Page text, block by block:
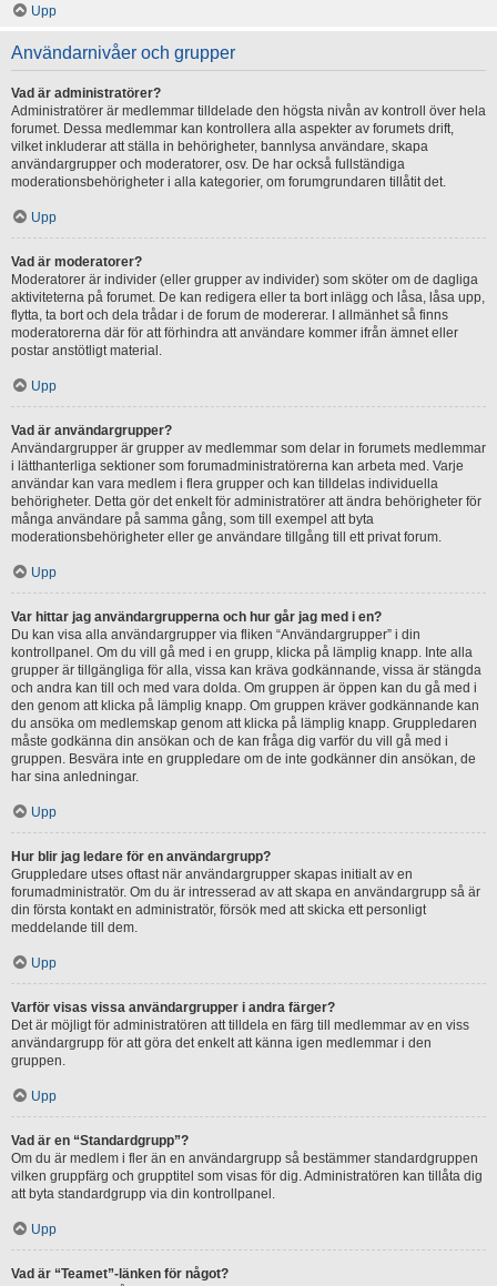
Upp
Användarnivåer och grupper
Vad är administratörer?
Administratörer är medlemmar tilldelade den högsta nivån av kontroll över hela
forumet. Dessa medlemmar kan kontrollera alla aspekter av forumets drift,
vilket inkluderar att ställa in behörigheter, bannlysa användare, skapa
användargrupper och moderatorer, osv. De har också fullständiga
moderationsbehörigheter i alla kategorier, om forumgrundaren tillåtit det.
Upp
Vad är moderatorer?
Moderatorer är individer (eller grupper av individer) som sköter om de dagliga
aktiviteterna på forumet. De kan redigera eller ta bort inlägg och låsa, låsa upp,
flytta, ta bort och dela trådar i de forum de modererar. I allmänhet så finns
moderatorerna där för att förhindra att användare kommer ifrån ämnet eller
postar anstötligt material.
Upp
Vad är användargrupper?
Användargrupper är grupper av medlemmar som delar in forumets medlemmar
i lätthanterliga sektioner som forumadministratörerna kan arbeta med. Varje
användar kan vara medlem i flera grupper och kan tilldelas individuella
behörigheter. Detta gör det enkelt för administratörer att ändra behörigheter för
många användare på samma gång, som till exempel att byta
moderationsbehörigheter eller ge användare tillgång till ett privat forum.
Upp
Var hittar jag användargrupperna och hur går jag med i en?
Du kan visa alla användargrupper via fliken “Användargrupper” i din
kontrollpanel. Om du vill gå med i en grupp, klicka på lämplig knapp. Inte alla
grupper är tillgängliga för alla, vissa kan kräva godkännande, vissa är stängda
och andra kan till och med vara dolda. Om gruppen är öppen kan du gå med i
den genom att klicka på lämplig knapp. Om gruppen kräver godkännande kan
du ansöka om medlemskap genom att klicka på lämplig knapp. Gruppledaren
måste godkänna din ansökan och de kan fråga dig varför du vill gå med i
gruppen. Besvära inte en gruppledare om de inte godkänner din ansökan, de
har sina anledningar.
Upp
Hur blir jag ledare för en användargrupp?
Gruppledare utses oftast när användargrupper skapas initialt av en
forumadministratör. Om du är intresserad av att skapa en användargrupp så är
din första kontakt en administratör, försök med att skicka ett personligt
meddelande till dem.
Upp
Varför visas vissa användargrupper i andra färger?
Det är möjligt för administratören att tilldela en färg till medlemmar av en viss
användargrupp för att göra det enkelt att känna igen medlemmar i den
gruppen.
Upp
Vad är en “Standardgrupp”?
Om du är medlem i fler än en användargrupp så bestämmer standardgruppen
vilken gruppfärg och grupptitel som visas för dig. Administratören kan tillåta dig
att byta standardgrupp via din kontrollpanel.
Upp
Vad är “Teamet”-länken för något?